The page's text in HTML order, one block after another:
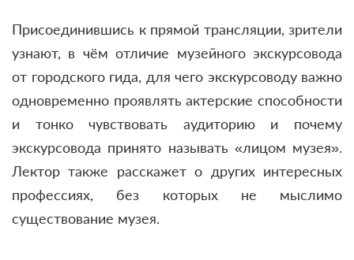
Присоединившись к прямой трансляции, зрители
узнают, в чём отличие музейного экскурсовода
от городского гида, для чего экскурсоводу важно
одновременно проявлять актерские способности
и тонко чувствовать аудиторию и почему
экскурсовода принято называть «лицом музея».
Лектор также расскажет о других интересных
профессиях, без которых не мыслимо
существование музея.